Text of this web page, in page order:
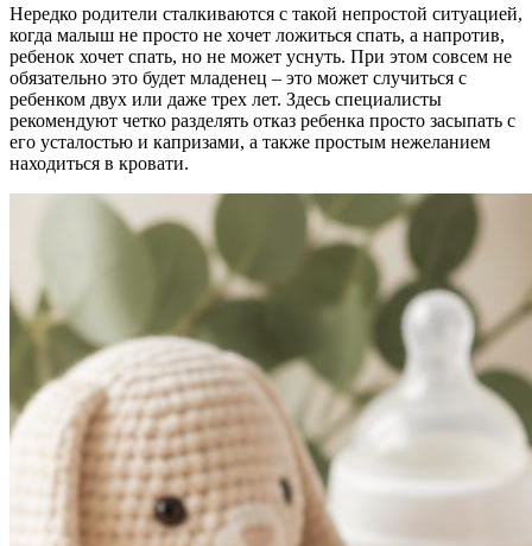
Нередко родители сталкиваются с такой непростой ситуацией,
когда малыш не просто не хочет ложиться спать, а напротив,
ребенок хочет спать, но не может уснуть. При этом совсем не
обязательно это будет младенец – это может случиться с
ребенком двух или даже трех лет. Здесь специалисты
рекомендуют четко разделять отказ ребенка просто засыпать с
его усталостью и капризами, а также простым нежеланием
находиться в кровати.